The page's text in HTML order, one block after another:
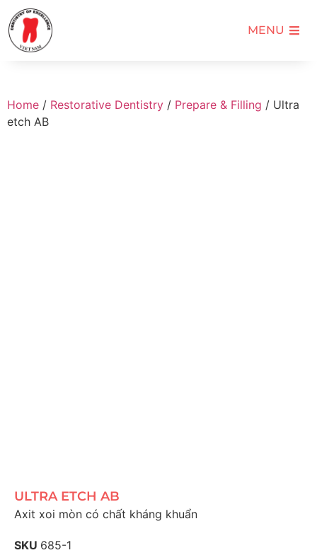
MENU
Home / Restorative Dentistry / Prepare & Filling / Ultra
etch AB
ULTRA ETCH AB
Axit xoi mòn có chất kháng khuẩn
SKU 685-1